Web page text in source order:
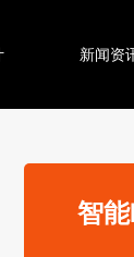
新闻资
智